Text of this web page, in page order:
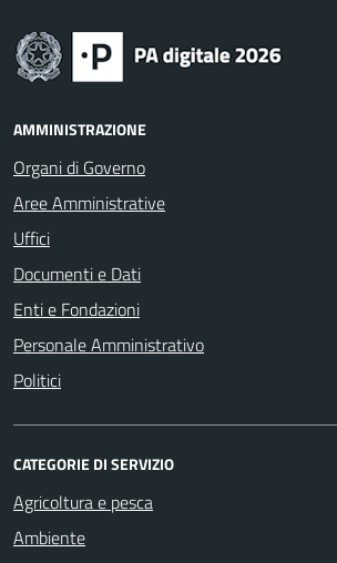
AMMINISTRAZIONE
Organi di Governo
Aree Amministrative
Uffici
Documenti e Dati
Enti e Fondazioni
Personale Amministrativo
Politici
CATEGORIE DI SERVIZIO
Agricoltura e pesca
Ambiente